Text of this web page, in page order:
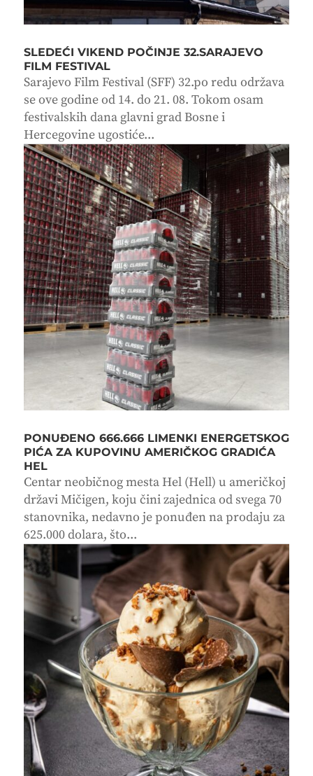
SLEDEĆI VIKEND POČINJE 32.SARAJEVO
FILM FESTIVAL
Sarajevo Film Festival (SFF) 32.po redu održava
se ove godine od 14. do 21. 08. Tokom osam
festivalskih dana glavni grad Bosne i
Hercegovine ugostiće...
PONUĐENO 666.666 LIMENKI ENERGETSKOG
PIĆA ZA KUPOVINU AMERIČKOG GRADIĆA
HEL
Centar neobičnog mesta Hel (Hell) u američkoj
državi Mičigen, koju čini zajednica od svega 70
stanovnika, nedavno je ponuđen na prodaju za
625.000 dolara, što...